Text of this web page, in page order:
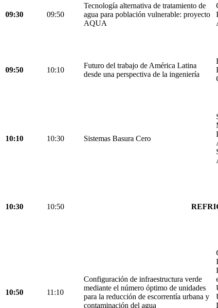
09:30 09:50
Tecnología alternativa de tratamiento de
agua para población vulnerable: proyecto
AQUA
09:50 10:10
Futuro del trabajo de América Latina
desde una perspectiva de la ingeniería
10:10 10:30 Sistemas Basura Cero
10:30 10:50
10:50 11:10
Configuración de infraestructura verde
mediante el número óptimo de unidades
para la reducción de escorrentía urbana y
contaminación del agua